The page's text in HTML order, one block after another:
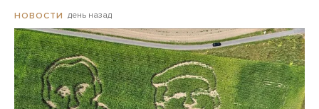
НОВОСТИ день назад